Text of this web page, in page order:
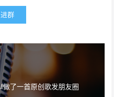
进群
了一首原创歌发朋友圈